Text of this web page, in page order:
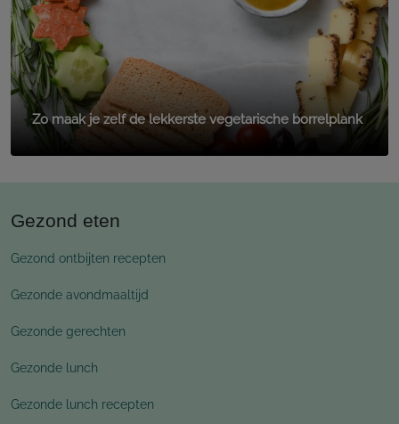
Zo maak je zelf de lekkerste vegetarische borrelplank
Gezond eten
Gezond ontbijten recepten
Gezonde avondmaaltijd
Gezonde gerechten
Gezonde lunch
Gezonde lunch recepten